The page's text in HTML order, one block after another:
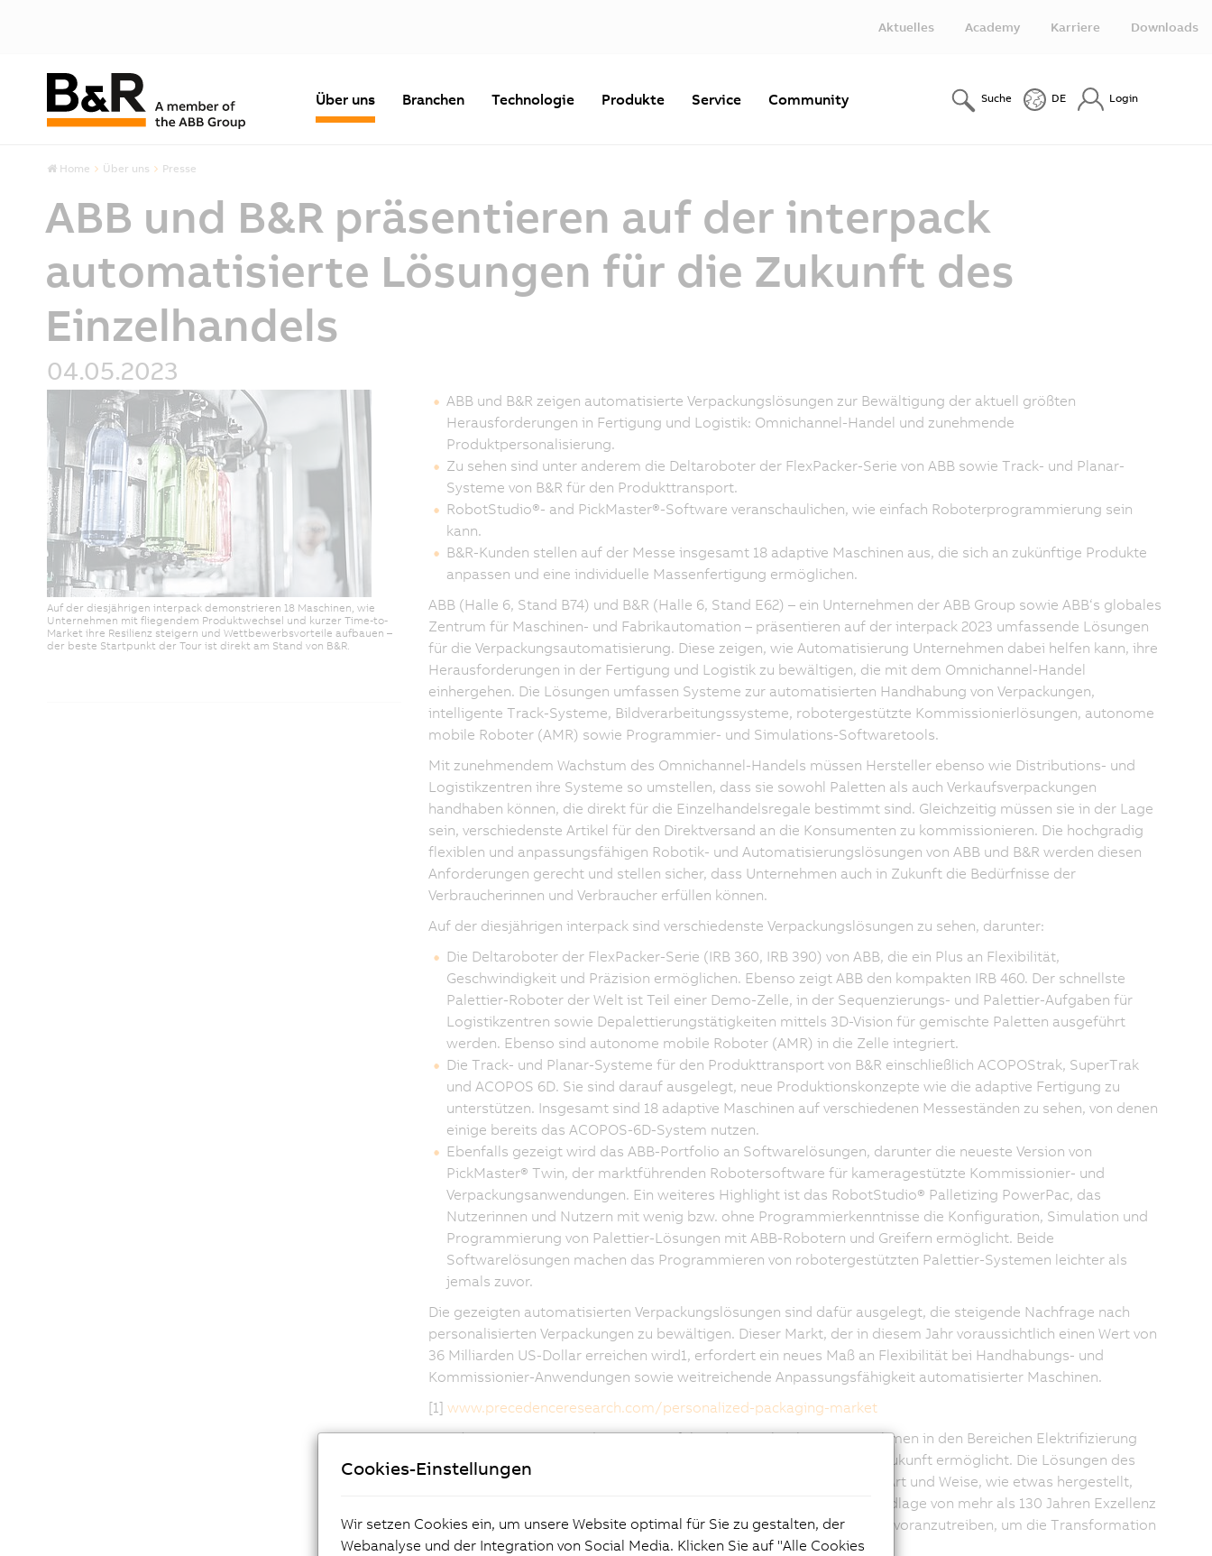
Aktuelles Academy Karriere Downloads
Über uns Branchen Technologie Produkte Service Community Suche DE Login
Home Über uns Presse
ABB und B&R präsentieren auf der interpack
automatisierte Lösungen für die Zukunft des
Einzelhandels
04.05.2023
Auf der diesjährigen interpack demonstrieren 18 Maschinen, wie
Unternehmen mit fliegendem Produktwechsel und kurzer Time-to-
Market ihre Resilienz steigern und Wettbewerbsvorteile aufbauen –
der beste Startpunkt der Tour ist direkt am Stand von B&R.
ABB und B&R zeigen automatisierte Verpackungslösungen zur Bewältigung der aktuell größten
Herausforderungen in Fertigung und Logistik: Omnichannel-Handel und zunehmende
Produktpersonalisierung.
Zu sehen sind unter anderem die Deltaroboter der FlexPacker-Serie von ABB sowie Track- und Planar-
Systeme von B&R für den Produkttransport.
RobotStudio®- and PickMaster®-Software veranschaulichen, wie einfach Roboterprogrammierung sein
kann.
B&R-Kunden stellen auf der Messe insgesamt 18 adaptive Maschinen aus, die sich an zukünftige Produkte
anpassen und eine individuelle Massenfertigung ermöglichen.
ABB (Halle 6, Stand B74) und B&R (Halle 6, Stand E62) – ein Unternehmen der ABB Group sowie ABB‘s globales
Zentrum für Maschinen- und Fabrikautomation – präsentieren auf der interpack 2023 umfassende Lösungen
für die Verpackungsautomatisierung. Diese zeigen, wie Automatisierung Unternehmen dabei helfen kann, ihre
Herausforderungen in der Fertigung und Logistik zu bewältigen, die mit dem Omnichannel-Handel
einhergehen. Die Lösungen umfassen Systeme zur automatisierten Handhabung von Verpackungen,
intelligente Track-Systeme, Bildverarbeitungssysteme, robotergestützte Kommissionierlösungen, autonome
mobile Roboter (AMR) sowie Programmier- und Simulations-Softwaretools.
Mit zunehmendem Wachstum des Omnichannel-Handels müssen Hersteller ebenso wie Distributions- und
Logistikzentren ihre Systeme so umstellen, dass sie sowohl Paletten als auch Verkaufsverpackungen
handhaben können, die direkt für die Einzelhandelsregale bestimmt sind. Gleichzeitig müssen sie in der Lage
sein, verschiedenste Artikel für den Direktversand an die Konsumenten zu kommissionieren. Die hochgradig
flexiblen und anpassungsfähigen Robotik- und Automatisierungslösungen von ABB und B&R werden diesen
Anforderungen gerecht und stellen sicher, dass Unternehmen auch in Zukunft die Bedürfnisse der
Verbraucherinnen und Verbraucher erfüllen können.
Auf der diesjährigen interpack sind verschiedenste Verpackungslösungen zu sehen, darunter:
Die Deltaroboter der FlexPacker-Serie (IRB 360, IRB 390) von ABB, die ein Plus an Flexibilität,
Geschwindigkeit und Präzision ermöglichen. Ebenso zeigt ABB den kompakten IRB 460. Der schnellste
Palettier-Roboter der Welt ist Teil einer Demo-Zelle, in der Sequenzierungs- und Palettier-Aufgaben für
Logistikzentren sowie Depalettierungstätigkeiten mittels 3D-Vision für gemischte Paletten ausgeführt
werden. Ebenso sind autonome mobile Roboter (AMR) in die Zelle integriert.
Die Track- und Planar-Systeme für den Produkttransport von B&R einschließlich ACOPOStrak, SuperTrak
und ACOPOS 6D. Sie sind darauf ausgelegt, neue Produktionskonzepte wie die adaptive Fertigung zu
unterstützen. Insgesamt sind 18 adaptive Maschinen auf verschiedenen Messeständen zu sehen, von denen
einige bereits das ACOPOS-6D-System nutzen.
Ebenfalls gezeigt wird das ABB-Portfolio an Softwarelösungen, darunter die neueste Version von
PickMaster® Twin, der marktführenden Robotersoftware für kameragestützte Kommissionier- und
Verpackungsanwendungen. Ein weiteres Highlight ist das RobotStudio® Palletizing PowerPac, das
Nutzerinnen und Nutzern mit wenig bzw. ohne Programmierkenntnisse die Konfiguration, Simulation und
Programmierung von Palettier-Lösungen mit ABB-Robotern und Greifern ermöglicht. Beide
Softwarelösungen machen das Programmieren von robotergestützten Palettier-Systemen leichter als
jemals zuvor.
Die gezeigten automatisierten Verpackungslösungen sind dafür ausgelegt, die steigende Nachfrage nach
personalisierten Verpackungen zu bewältigen. Dieser Markt, der in diesem Jahr voraussichtlich einen Wert von
36 Milliarden US-Dollar erreichen wird1, erfordert ein neues Maß an Flexibilität bei Handhabungs- und
Kommissionier-Anwendungen sowie weitreichende Anpassungsfähigkeit automatisierter Maschinen.
[1]www.precedenceresearch.com/personalized-packaging-market
ABB(ABBN: SIX Swiss Ex) ABB ist ein führendes Technologieunternehmen in den Bereichen Elektrifizierung
und Automation, das eine nachhaltigere und ressourceneffizientere Zukunft ermöglicht. Die Lösungen des
Unternehmens verbinden technische Expertise mit Software, um die Art und Weise, wie etwas hergestellt,
bewegt, angetrieben und betrieben wird, zu verbessern. Auf der Grundlage von mehr als 130 Jahren Exzellenz
sind die rund 105.000 Mitarbeitenden von ABB bestrebt, Innovationen voranzutreiben, um die Transformation
der Industrie zu beschleunigen.
Cookies-Einstellungen
Wir setzen Cookies ein, um unsere Website optimal für Sie zu gestalten, der
Webanalyse und der Integration von Social Media. Klicken Sie auf "Alle Cookies